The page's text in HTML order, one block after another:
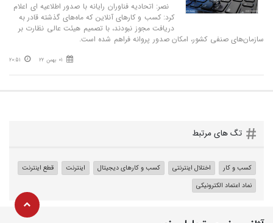
نصر: اتحادیه فناوران رایانه با صدور اطلاعیه ای اعلام
کرد: کسب و کارهای آنلاین که ماه‌های گذشته قادر به
دریافت مجوز نبودند، با تصمیم هیئت عالی نظارت بر
سازمان‌های صنفی کشور، امکان صدور پروانه فراهم شده است.
01 بهمن 22 20:51
تگ های مرتبط
کسب و کار اختلال اینترنتی کسب و کارهای دیجیتال اینترنت
قطع اینترنت
نماد اعتماد الکترونیکی